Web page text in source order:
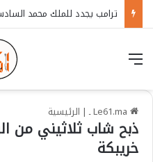
| الرئيسية
ذبح شاب ثلاثيني من
خريبكة